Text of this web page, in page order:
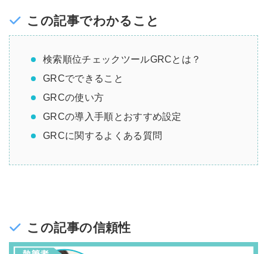
この記事でわかること
検索順位チェックツールGRCとは？
GRCでできること
GRCの使い方
GRCの導入手順とおすすめ設定
GRCに関するよくある質問
この記事の信頼性